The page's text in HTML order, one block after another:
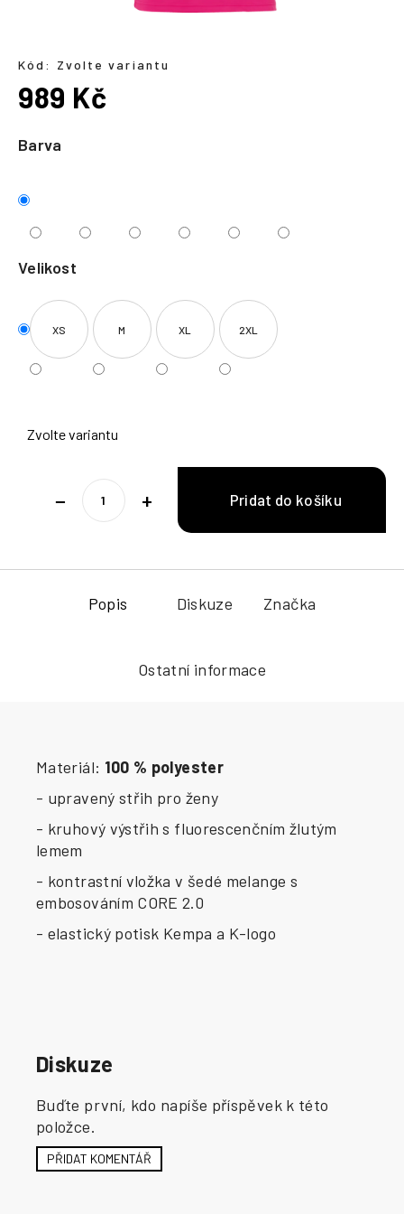
Barva
Velikost
XS M XL 2XL
Zvolte variantu
+
−
Kód: Zvolte variantu
989 Kč
cena:
Popis Diskuze Značka
Ostatní informace
Materiál: 100 % polyester
- upravený střih pro ženy
- kruhový výstřih s fluorescenčním žlutým
lemem
- kontrastní vložka v šedé melange s
embosováním CORE 2.0
- elastický potisk Kempa a K-logo
Diskuze
Buďte první, kdo napíše příspěvek k této
položce.
PŘIDAT KOMENTÁŘ
í
t
?